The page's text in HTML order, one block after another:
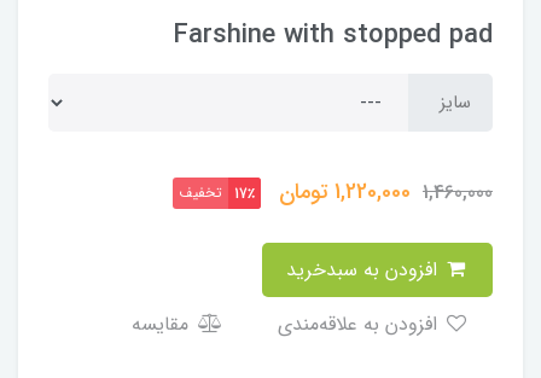
Farshine with stopped pad
سایز
1,460,000
1,220,000تومان 17٪ تخفیف
مقایسه